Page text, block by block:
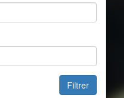
Filtrer